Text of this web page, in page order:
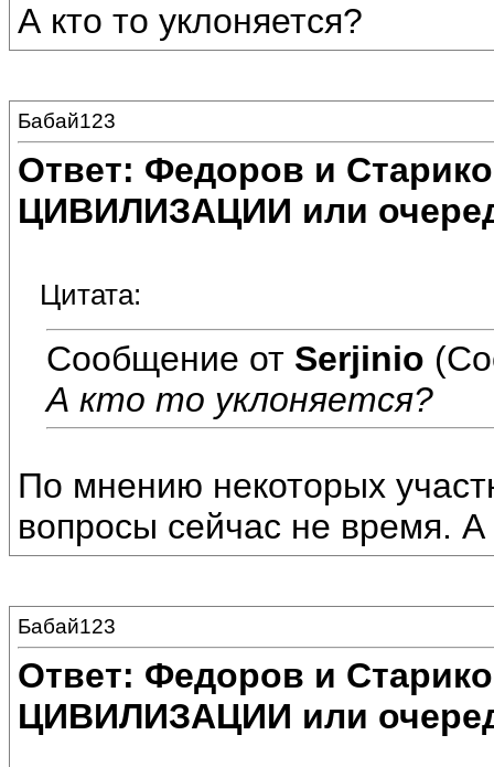
А кто то уклоняется?
Бабай123
Ответ: Федоров и
ЦИВИЛИЗАЦИИ или
Цитата:
Сообщение от Serjinio
А кто то уклоняется?
По мнению некоторых
вопросы сейчас не время.
Бабай123
Ответ: Федоров и
ЦИВИЛИЗАЦИИ или